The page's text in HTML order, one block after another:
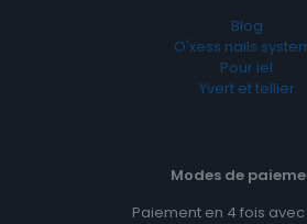
Blog
O'xess nails
Pour iel
Yvert et tellier
Modes de
Paiement en 4 fois